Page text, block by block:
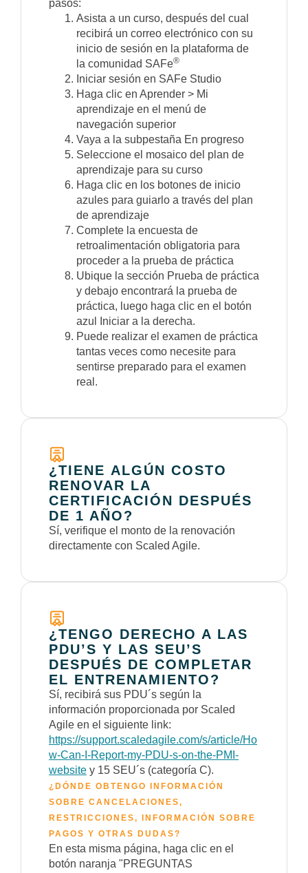
pasos:
Asista a un curso, después del cual
recibirá un correo electrónico con su
inicio de sesión en la plataforma de
la comunidad SAFe®
Iniciar sesión en SAFe Studio
Haga clic en Aprender > Mi
aprendizaje en el menú de
navegación superior
Vaya a la subpestaña En progreso
Seleccione el mosaico del plan de
aprendizaje para su curso
Haga clic en los botones de inicio
azules para guiarlo a través del plan
de aprendizaje
Complete la encuesta de
retroalimentación obligatoria para
proceder a la prueba de práctica
Ubique la sección Prueba de práctica
y debajo encontrará la prueba de
práctica, luego haga clic en el botón
azul Iniciar a la derecha.
Puede realizar el examen de práctica
tantas veces como necesite para
sentirse preparado para el examen
real.
¿TIENE ALGÚN COSTO
RENOVAR LA
CERTIFICACIÓN DESPUÉS
DE 1 AÑO?
Sí, verifique el monto de la renovación
directamente con Scaled Agile.
¿TENGO DERECHO A LAS
PDU’S Y LAS SEU’S
DESPUÉS DE COMPLETAR
EL ENTRENAMIENTO?
Sí, recibirá sus PDU´s según la
información proporcionada por Scaled
Agile en el siguiente link:
https://support.scaledagile.com/s/article/Ho
w-Can-I-Report-my-PDU-s-on-the-PMI-
website y 15 SEU´s (categoría C).
¿DÓNDE OBTENGO INFORMACIÓN
SOBRE CANCELACIONES,
RESTRICCIONES, INFORMACIÓN SOBRE
PAGOS Y OTRAS DUDAS?
En esta misma página, haga clic en el
botón naranja "PREGUNTAS